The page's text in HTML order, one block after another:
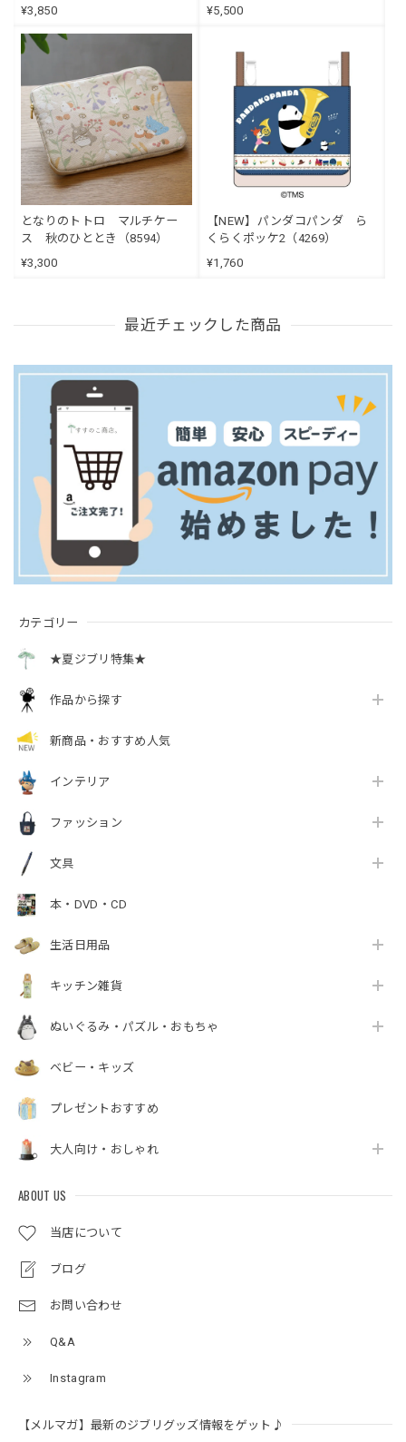
カテゴリー
★夏ジブリ特集★
作品から探す
新商品・おすすめ人気
インテリア
ファッション
文具
本・DVD・CD
生活日用品
キッチン雑貨
ぬいぐるみ・パズル・おもちゃ
ベビー・キッズ
プレゼントおすすめ
大人向け・おしゃれ
ABOUT US
当店について
ブログ
お問い合わせ
Q&A
Instagram
【メルマガ】最新のジブリグッズ情報をゲット♪
¥3,850 ¥5,500
となりのトトロ マルチケー
ス 秋のひととき（8594）
¥3,300
【NEW】パンダコパンダ ら
くらくポッケ2（4269）
¥1,760
最近チェックした商品